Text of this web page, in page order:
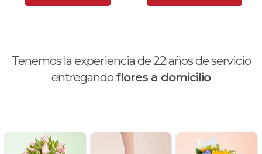
Tenemos la experiencia de 22años de servicio
entregando flores a domicilio
Chocolates y galletas
Día de la secretaria